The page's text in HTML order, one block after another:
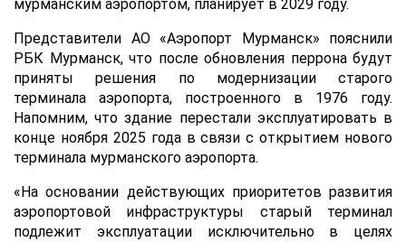
мурманским аэропортом, планирует в 2029 году.
Представители АО «Аэропорт Мурманск» пояснили
РБК Мурманск, что после обновления перрона будут
приняты решения по модернизации старого
терминала аэропорта, построенного в 1976 году.
Напомним, что здание перестали эксплуатировать в
конце ноября 2025 года в связи с открытием нового
терминала мурманского аэропорта.
«На основании действующих приоритетов развития
аэропортовой инфраструктуры старый терминал
подлежит эксплуатации исключительно в целях